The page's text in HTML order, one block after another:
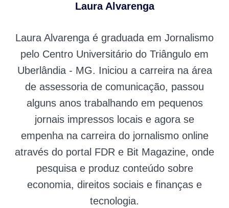
Laura Alvarenga
Laura Alvarenga é graduada em Jornalismo
pelo Centro Universitário do Triângulo em
Uberlândia - MG. Iniciou a carreira na área
de assessoria de comunicação, passou
alguns anos trabalhando em pequenos
jornais impressos locais e agora se
empenha na carreira do jornalismo online
através do portal FDR e Bit Magazine, onde
pesquisa e produz conteúdo sobre
economia, direitos sociais e finanças e
tecnologia.